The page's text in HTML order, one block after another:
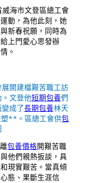
海市文登區總工會
動，為他此刻，她
新春祝願，同時為
上門愛心思發辦
。
開建檔艱苦職工訪
。文登他短期包養們
成了長期包養林天
**。區總工會供包
離包養價格開艱苦職
他們親熱扳談，具
現實艱苦。當真傾
態、果斷生涯信